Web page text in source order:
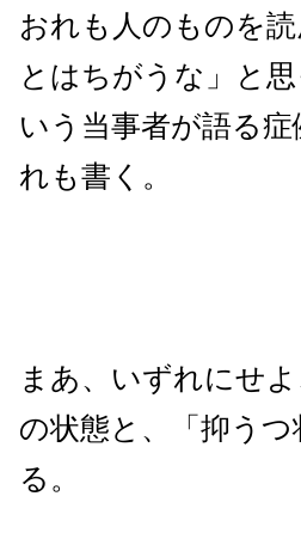
おれも人のものを
とはちがうな」と
いう当事者が語る
れも書く。
まあ、いずれにせ
の状態と、「抑う
る。